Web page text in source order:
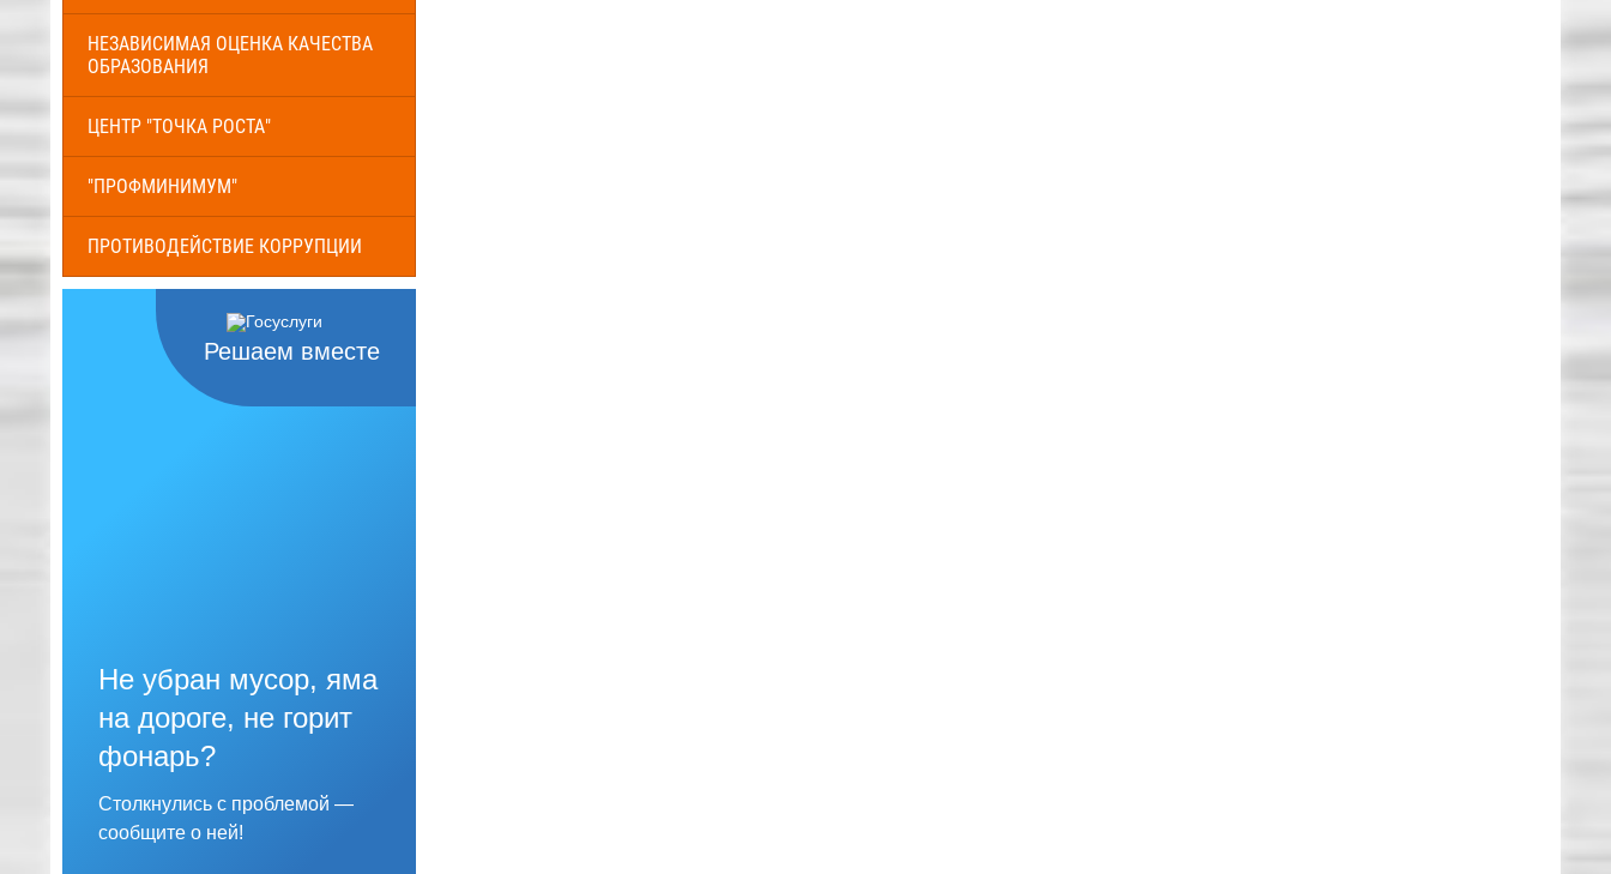
НЕЗАВИСИМАЯ ОЦЕНКА КАЧЕСТВА
ОБРАЗОВАНИЯ
ЦЕНТР "ТОЧКА РОСТА"
"ПРОФМИНИМУМ"
ПРОТИВОДЕЙСТВИЕ КОРРУПЦИИ
Решаем вместе
Не убран мусор, яма
на дороге, не горит
фонарь?
Столкнулись с проблемой —
сообщите о ней!